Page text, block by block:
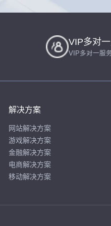
VIP多对
VIP多对一服
解决方案
网站解决方案
游戏解决方案
金融解决方案
电商解决方案
移动解决方案